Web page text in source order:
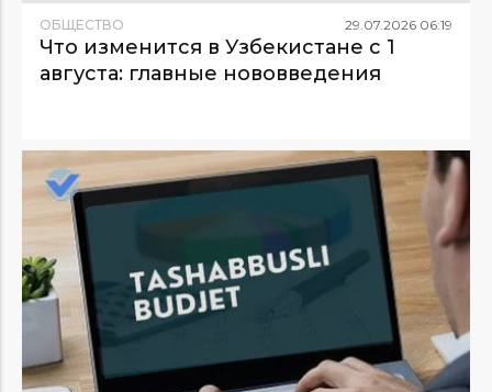
ОБЩЕСТВО 29.07.2026 06:19
Что изменится в Узбекистане с 1
августа: главные нововведения